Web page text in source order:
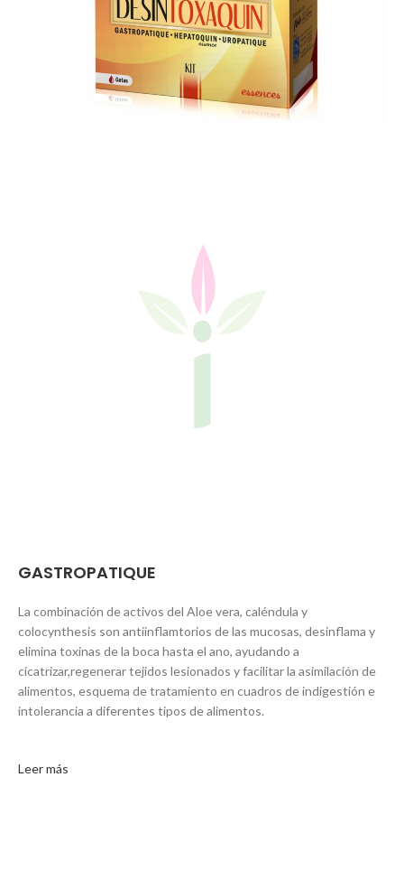
GASTROPATIQUE
La combinación de activos del Aloe vera, caléndula y
colocynthesis son antiinflamtorios de las mucosas, desinflama y
elimina toxinas de la boca hasta el ano, ayudando a
cicatrizar,regenerar tejidos lesionados y facilitar la asimilación de
alimentos, esquema de tratamiento en cuadros de indigestión e
intolerancia a diferentes tipos de alimentos.
Leer más